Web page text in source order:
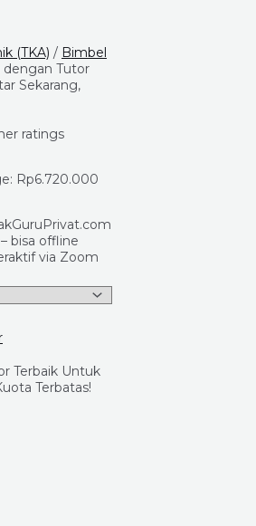
(TKA) / Bimbel
dengan Tutor
Sekarang,
ratings
Rp6.720.000
bisa offline
via Zoom
Terbaik Untuk
Terbatas!